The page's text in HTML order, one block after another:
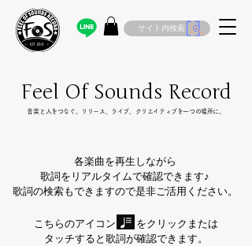
サイト内検索
Feel Of Sounds Record
​音楽と人をつなぐ。リリース、ライブ、クリエイティブを一つの場所に。
各楽曲を再生しながら
歌詞をリアルタイムで確認できます♪
歌詞の検索もできますので是非ご活用ください。
こちらのアイコン をクリックまたは
タッチすると歌詞が確認できます。